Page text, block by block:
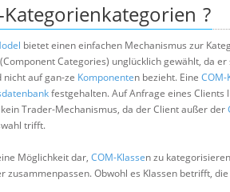
Kategorienkategorien ?
bietet einen einfachen Mechanismus zur
Categories) unglücklich gewählt, da
nicht auf gan-ze Komponenten bezieht. Eine COM-
festgehalten. Auf Anfrage eines Clients
Trader-Mechanismus, da der Client außer der
trifft.
Möglichkeit dar, COM-Klassen zu
zusammenpassen. Obwohl es Klassen betrifft,